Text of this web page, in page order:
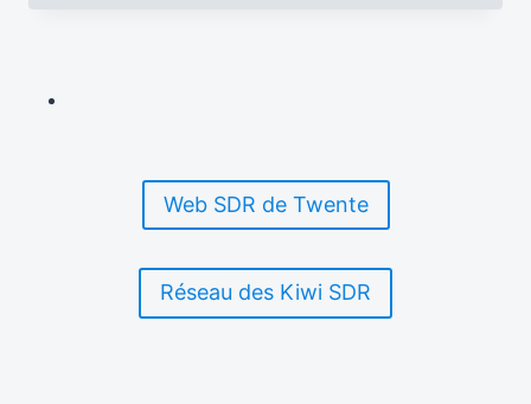
INTERNATIONAL
Web SDR de Twente
Réseau des Kiwi SDR